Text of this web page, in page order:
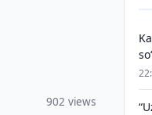
902 views